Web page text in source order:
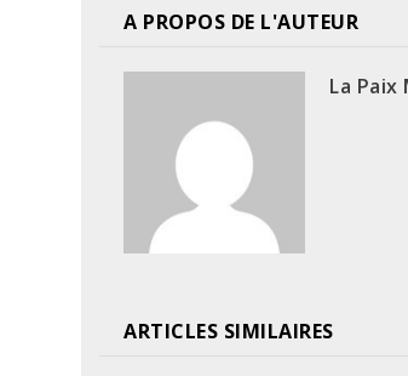
A PROPOS DE L'AUTEUR
La
ARTICLES SIMILAIRES